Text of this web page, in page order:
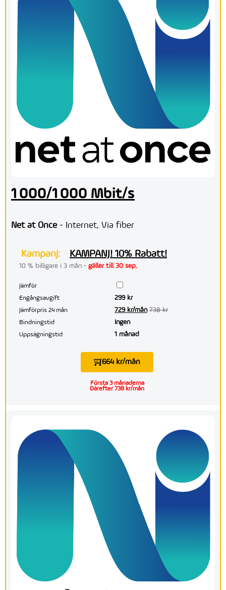
1 000/1 000 Mbit/s
Net at Once- Internet, Via fiber
Kampanj: KAMPANJ! 10% Rabatt!
10 % billigare i 3 mån - gäller till 30 sep.
Jämför
Engångsavgift
299 kr
Jämförpris 24 mån 729 kr/mån 738 kr
Bindningstid Ingen
Uppsägningstid 1 månad
664 kr/mån
Första 3 månaderna
Därefter 738 kr/mån